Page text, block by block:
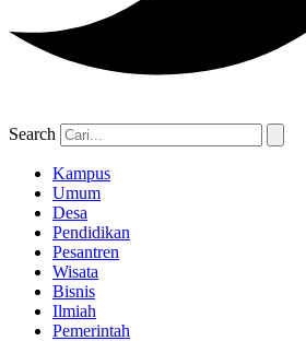
Search
Kampus
Umum
Desa
Pendidikan
Pesantren
Wisata
Bisnis
Ilmiah
Pemerintah